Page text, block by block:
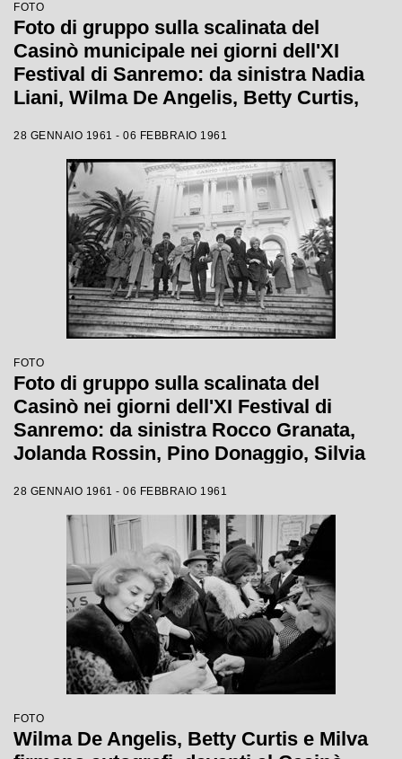
FOTO
Foto di gruppo sulla scalinata del
Casinò municipale nei giorni dell'XI
Festival di Sanremo: da sinistra Nadia
Liani, Wilma De Angelis, Betty Curtis,
Mazzetti
28 GENNAIO 1961 - 06 FEBBRAIO 1961
FOTO
Foto di gruppo sulla scalinata del
Casinò nei giorni dell'XI Festival di
Sanremo: da sinistra Rocco Granata,
Jolanda Rossin, Pino Donaggio, Silvia
Renis e Betty Curtis
28 GENNAIO 1961 - 06 FEBBRAIO 1961
FOTO
Wilma De Angelis, Betty Curtis e Milva